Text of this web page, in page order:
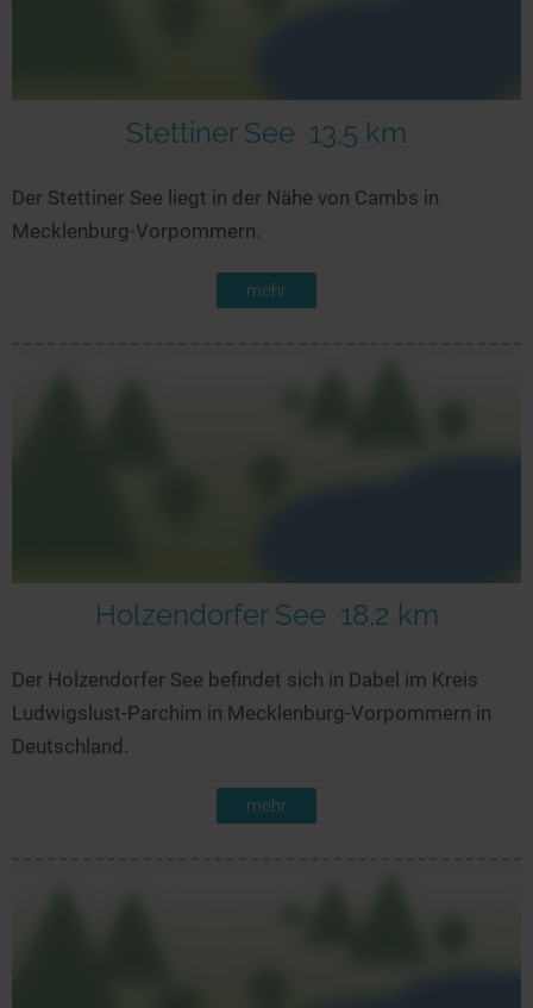
Stettiner See 13,5 km
Der Stettiner See liegt in der Nähe von Cambs in
Mecklenburg-Vorpommern.
mehr
Holzendorfer See 18,2 km
Der Holzendorfer See befindet sich in Dabel im Kreis
Ludwigslust-Parchim in Mecklenburg-Vorpommern in
Deutschland.
mehr